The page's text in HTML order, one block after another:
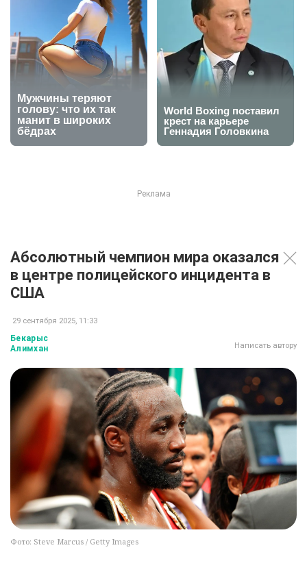
Абсолютный чемпион мира оказался
в центре полицейского инцидента в
США
29 сентября 2025, 11:33
Бекарыс
Алимхан
Написать автору
Фото: Steve Marcus / Getty Images